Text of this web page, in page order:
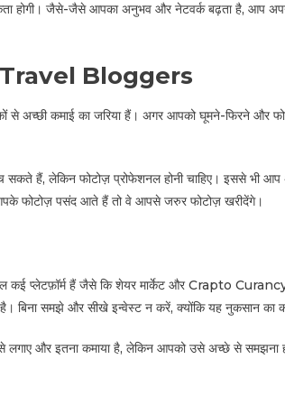
होगी। जैसे-जैसे आपका अनुभव और नेटवर्क बढ़ता है, आप
Bloggers
अच्छी कमाई का जरिया हैं। अगर आपको घूमने-फिरने और
सकते हैं, लेकिन फोटोज़ प्रोफेशनल होनी चाहिए। इससे भी
फोटोज़ पसंद आते हैं तो वे आपसे जरुर फोटोज़ खरीदेंगे।
प्लेटफ़ॉर्म हैं जैसे कि शेयर मार्केट और Crapto
बिना समझे और सीखे इन्वेस्ट न करें, क्योंकि यह नुकसान का
लगाए और इतना कमाया है, लेकिन आपको उसे अच्छे से समझना